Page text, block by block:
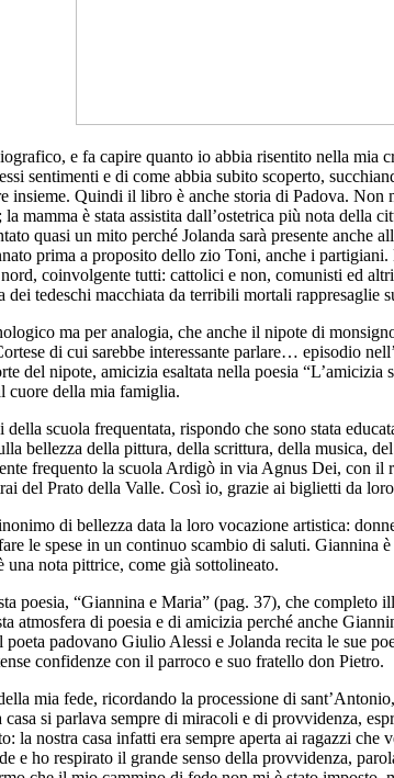
e fa capire quanto io abbia risentito nella
sentimenti e di come abbia subito scoperto,
insieme. Quindi il libro è anche storia di Padova.
mamma è stata assistita dall’ostetrica più nota della
quasi un mito perché Jolanda sarà presente
prima a proposito dello zio Toni, anche i
coinvolgente tutti: cattolici e non, comunisti ed
tedeschi macchiata da terribili mortali
ma per analogia, che anche il nipote di
di cui sarebbe interessante parlare… episodio
del nipote, amicizia esaltata nella poesia
cuore della mia famiglia.
scuola frequentata, rispondo che sono stata
bellezza della pittura, della scrittura, della
frequento la scuola Ardigò in via Agnus Dei, con
del Prato della Valle. Così io, grazie ai biglietti da
di bellezza data la loro vocazione artistica:
le spese in un continuo scambio di saluti.
nota pittrice, come già sottolineato.
poesia, “Giannina e Maria” (pag. 37), che
atmosfera di poesia e di amicizia perché anche
padovano Giulio Alessi e Jolanda recita le sue
confidenze con il parroco e suo fratello don Pietro.
mia fede, ricordando la processione di
si parlava sempre di miracoli e di provvidenza,
la nostra casa infatti era sempre aperta ai ragazzi
e ho respirato il grande senso della provvidenza,